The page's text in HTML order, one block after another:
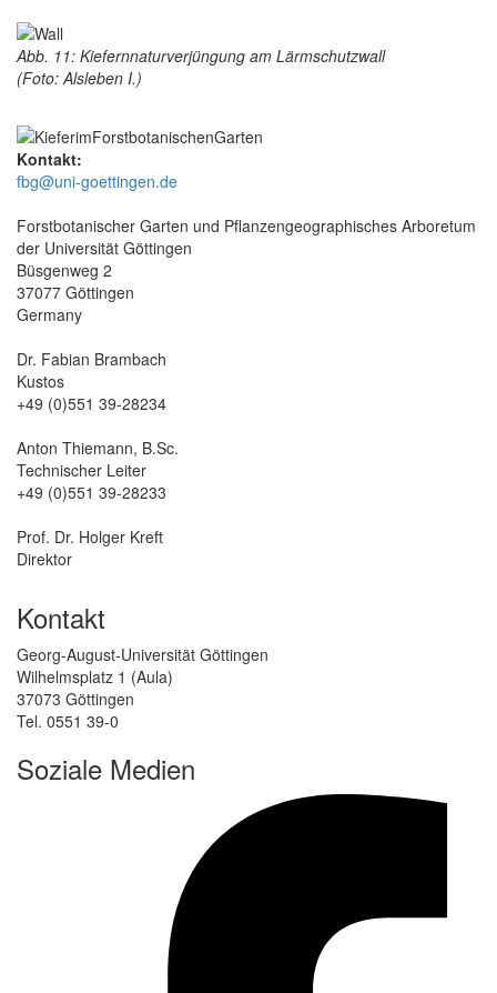
Abb. 11: Kiefernnaturverjüngung am Lärmschutzwall
(Foto: Alsleben I.)
Kontakt:
fbg@uni-goettingen.de
Forstbotanischer Garten und Pflanzengeographisches Arboretum
der Universität Göttingen
Büsgenweg 2
37077 Göttingen
Germany
Dr. Fabian Brambach
Kustos
+49 (0)551 39-28234
Anton Thiemann, B.Sc.
Technischer Leiter
+49 (0)551 39-28233
Prof. Dr. Holger Kreft
Direktor
Kontakt
Georg-August-Universität Göttingen
Wilhelmsplatz 1 (Aula)
37073 Göttingen
Tel. 0551 39-0
Soziale Medien